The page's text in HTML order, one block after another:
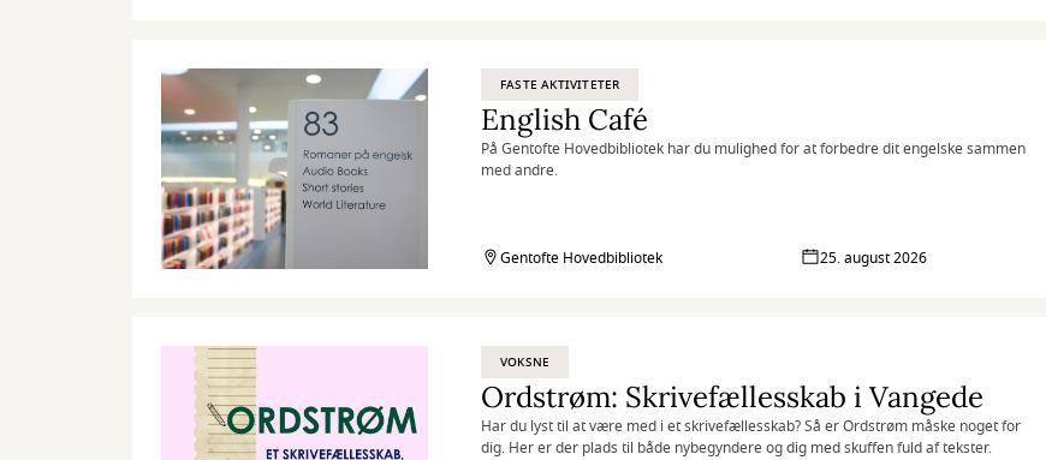
FASTE AKTIVITETER
English Café
På Gentofte Hovedbibliotek har du mulighed for at forbedre dit engelske sammen
med andre.
Gentofte Hovedbibliotek 25. august 2026
VOKSNE
Ordstrøm: Skrivefællesskab i Vangede
Har du lyst til at være med i et skrivefællesskab? Så er Ordstrøm måske noget for
dig. Her er der plads til både nybegyndere og dig med skuffen fuld af tekster.